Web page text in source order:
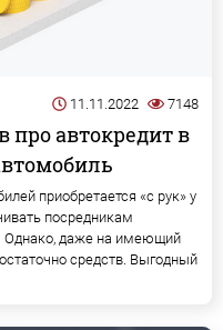
11.11.2022 7148
про автокредит в
приобретается «с рук» у
посредникам
Однако, даже на имеющий
средств. Выгодный